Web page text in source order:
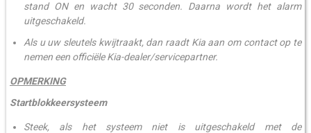
stand ON en wacht 30 seconden. Daarna wordt het alarm
uitgeschakeld.
Als u uw sleutels kwijtraakt, dan raadt Kia aan om contact op te
nemen een officiële Kia-dealer/servicepartner.
OPMERKING
Startblokkeersysteem
Steek, als het systeem niet is uitgeschakeld met de